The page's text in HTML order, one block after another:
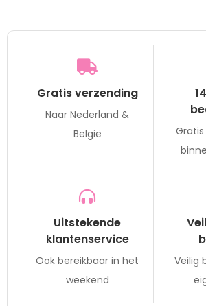
Gratis verzending
Naar Nederland &
België
Uitstekende
klantenservice
Ook bereikbaar in het
weekend
Veilig